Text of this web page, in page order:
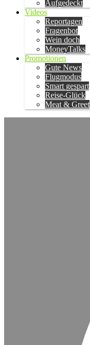
Aufgedeckt
Videos
Reportagen
Fragenbot
Wein doch
MoneyTalks
Promotionen
Gute News
Flugmodus
Smart gespart
Reise-Glück
Meat & Greet